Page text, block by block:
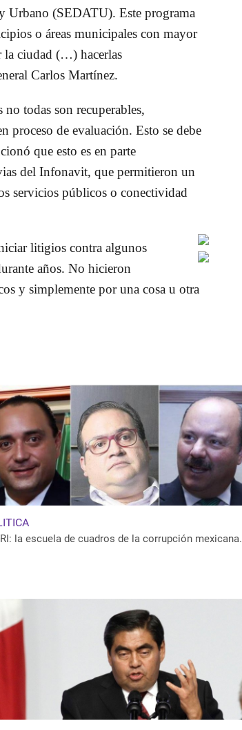
Urbano (SEDATU). Este programa
o áreas municipales con mayor
la ciudad (…) hacerlas
Carlos Martínez.
todas son recuperables,
proceso de evaluación. Esto se debe
que esto es en parte
del Infonavit, que permitieron un
servicios públicos o conectividad
litigios contra algunos
años. No hicieron
y simplemente por una cosa u otra
la escuela de cuadros de la corrupción mexicana.